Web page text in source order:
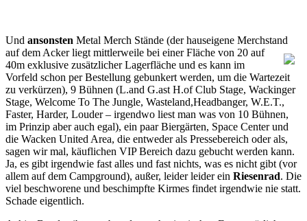
Und ansonsten Metal Merch Stände (der hauseigene Merchstand
auf dem Acker liegt mittlerweile bei einer Fläche von 20 auf
40m exklusive zusätzlicher Lagerfläche und es kann im
Vorfeld schon per Bestellung gebunkert werden, um die Wartezeit
zu verkürzen), 9 Bühnen (L.and G.ast H.of Club Stage, Wackinger
Stage, Welcome To The Jungle, Wasteland,Headbanger, W.E.T.,
Faster, Harder, Louder – irgendwo liest man was von 10 Bühnen,
im Prinzip aber auch egal), ein paar Biergärten, Space Center und
die Wacken United Area, die entweder als Pressebereich oder als,
sagen wir mal, käuflichen VIP Bereich dazu gebucht werden kann.
Ja, es gibt irgendwie fast alles und fast nichts, was es nicht gibt (vor
allem auf dem Campground), außer, leider leider ein Riesenrad. Die
viel beschworene und beschimpfte Kirmes findet irgendwie nie statt.
Schade eigentlich.